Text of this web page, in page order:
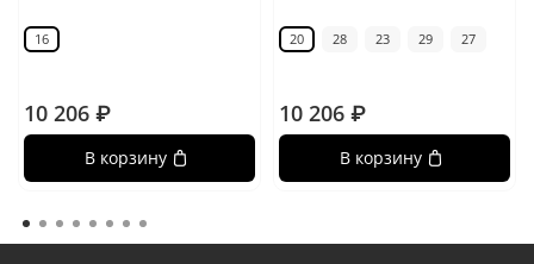
16
10 206 ₽
В корзину
20 28 23 29 27
10 206 ₽
В корзину